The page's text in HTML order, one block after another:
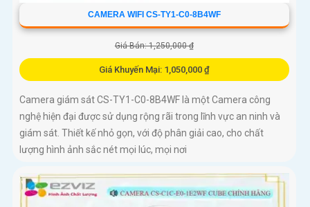
CAMERA WIFI CS-TY1-C0-8B4WF
Giá Bán: 1,250,000 ₫
Giá Khuyến Mại: 1,050,000 ₫
Camera giám sát CS-TY1-C0-8B4WF là một Camera công
nghệ hiện đại được sử dụng rộng rãi trong lĩnh vực an ninh và
giám sát. Thiết kế nhỏ gọn, với độ phân giải cao, cho chất
lượng hình ảnh sắc nét mọi lúc, mọi nơi